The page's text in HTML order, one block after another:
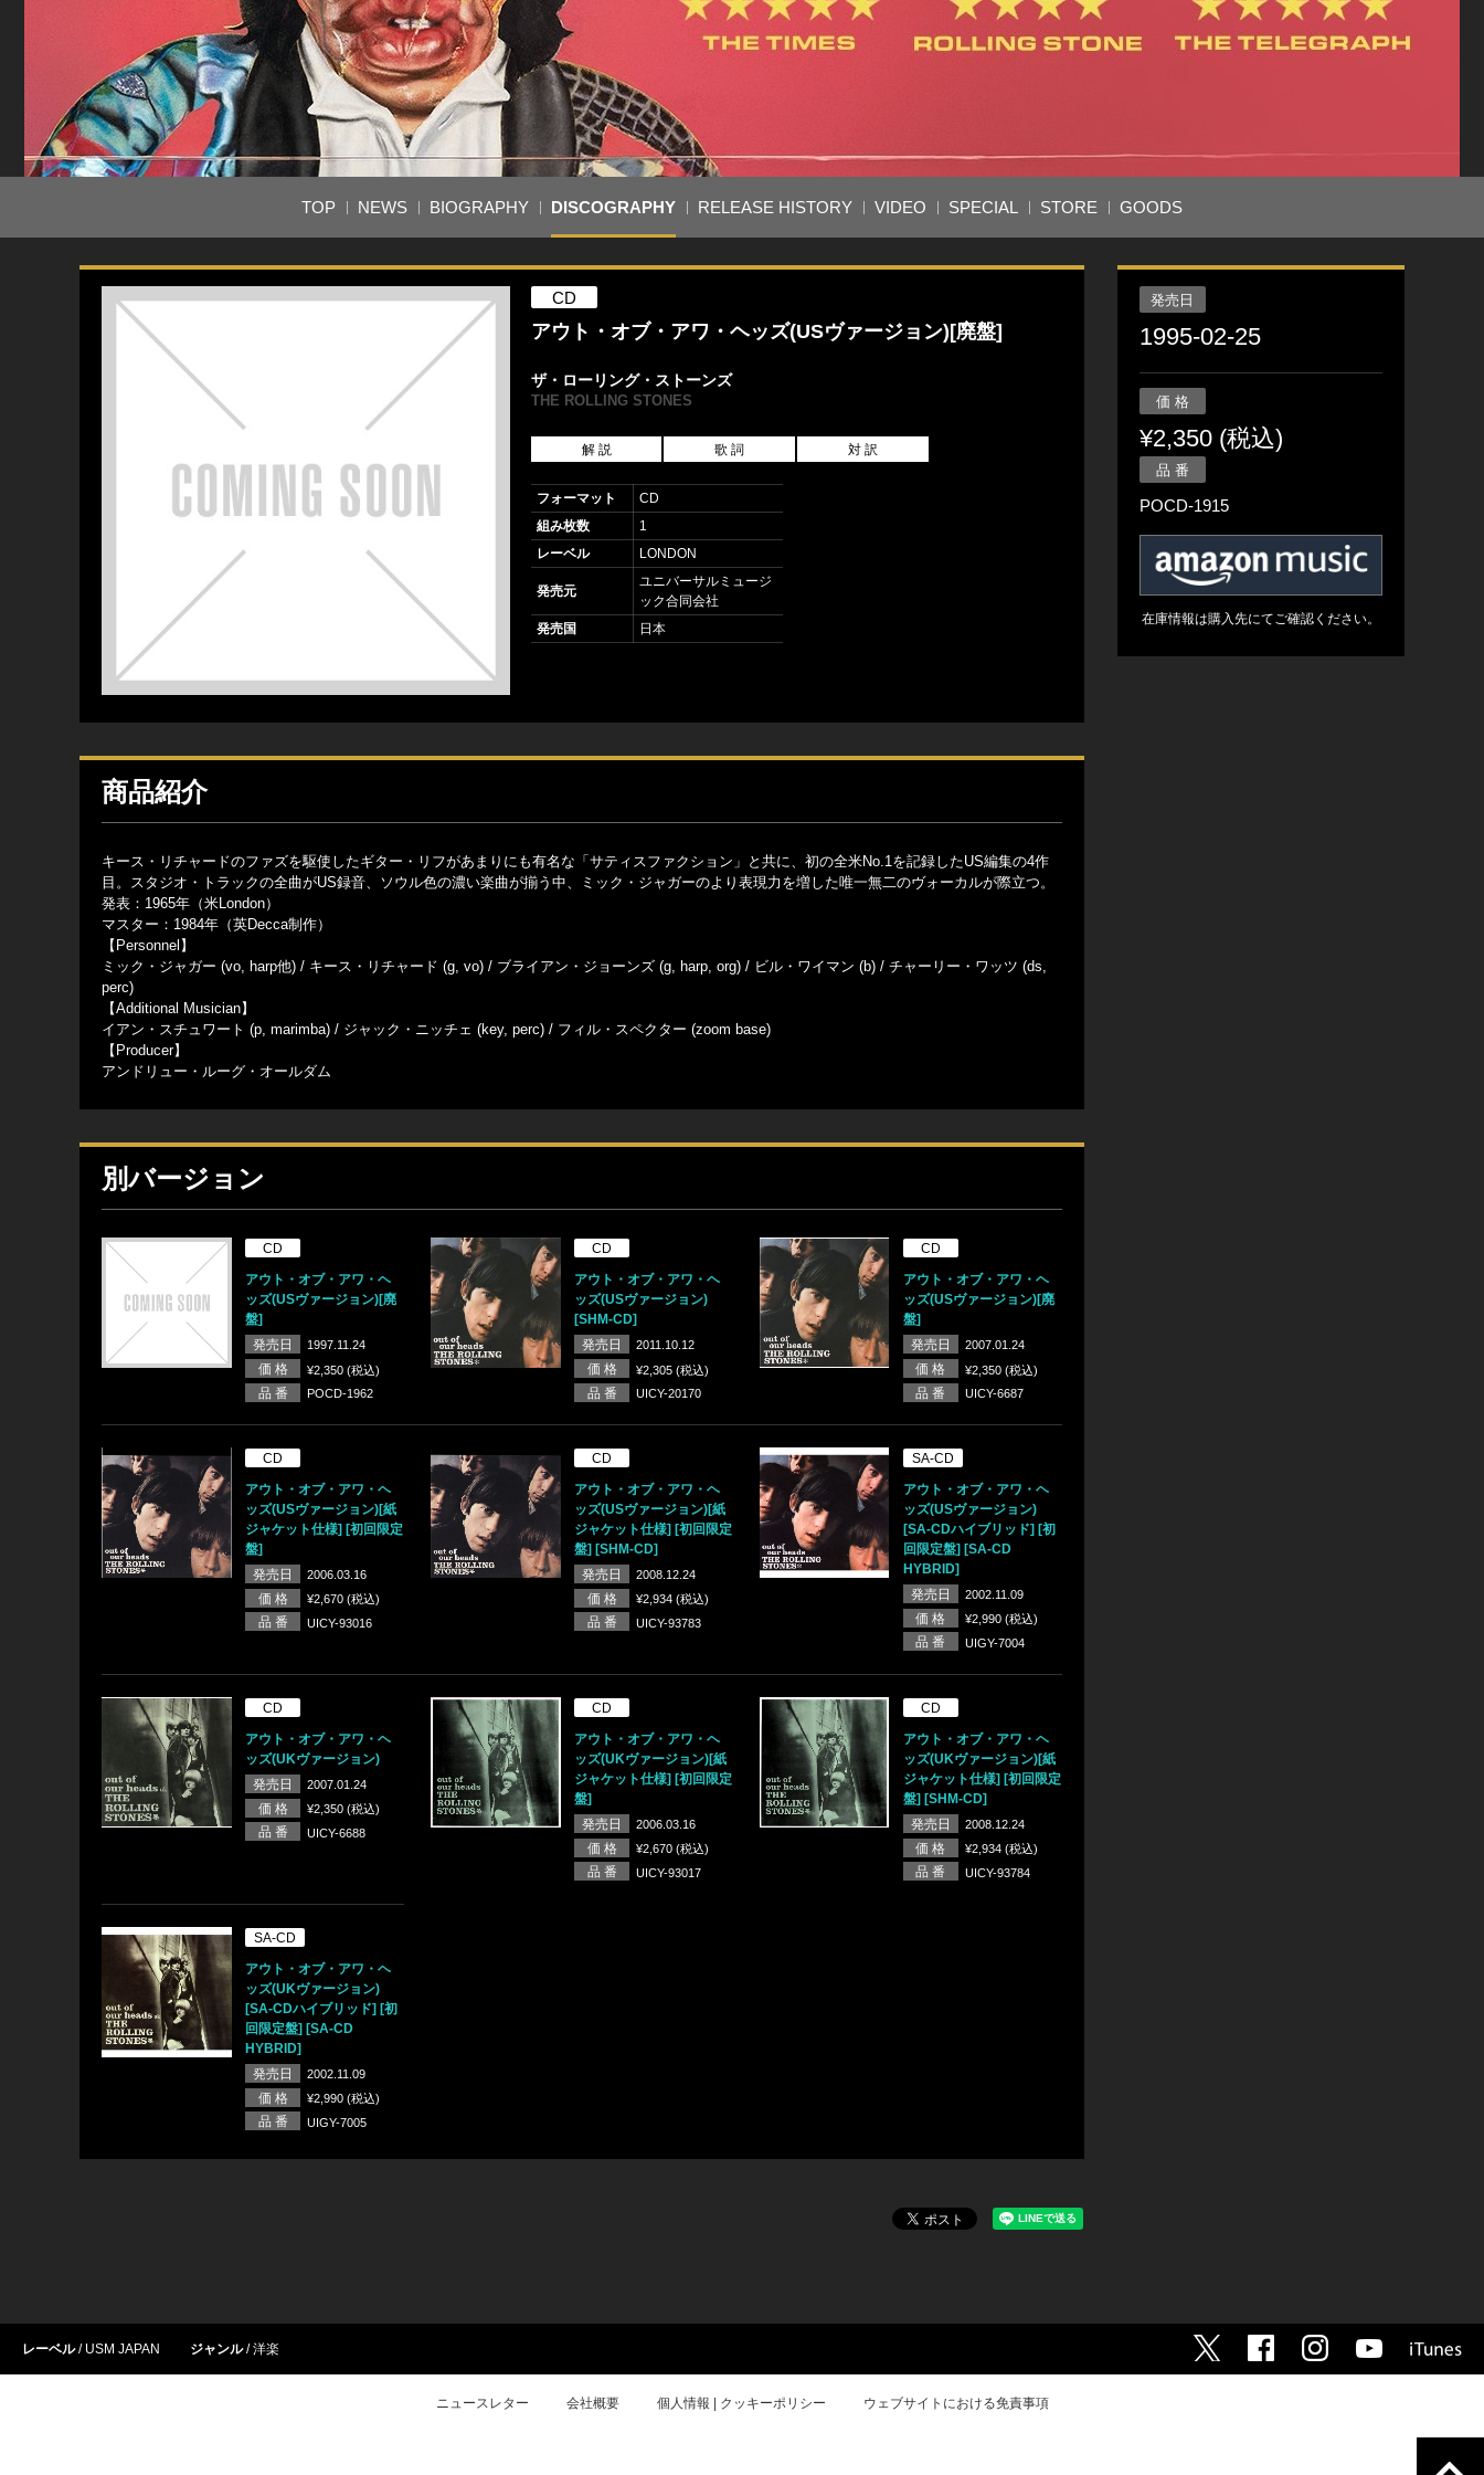
TOP NEWS BIOGRAPHY DISCOGRAPHY RELEASE HISTORY VIDEO SPECIAL STORE GOODS
CD
アウト・オブ・アワ・ヘッズ(USヴァージョン)[廃盤]
ザ・ローリング・ストーンズ
THE ROLLING STONES
解 説 歌 詞 対 訳
フォーマット
CD
組み枚数
1
レーベル
LONDON
発売元
ユニバーサルミュージ
ック合同会社
発売国
日本
商品紹介
キース・リチャードのファズを駆使したギター・リフがあまりにも有名な「サティスファクション」と共に、初の全米No.1を記録したUS編集の4作
目。スタジオ・トラックの全曲がUS録音、ソウル色の濃い楽曲が揃う中、ミック・ジャガーのより表現力を増した唯一無二のヴォーカルが際立つ。
発表：1965年（米London）
マスター：1984年（英Decca制作）
【Personnel】
ミック・ジャガー (vo, harp他) / キース・リチャード (g, vo) / ブライアン・ジョーンズ (g, harp, org) / ビル・ワイマン (b) / チャーリー・ワッツ (ds,
perc)
【Additional Musician】
イアン・スチュワート (p, marimba) / ジャック・ニッチェ (key, perc) / フィル・スペクター (zoom base)
【Producer】
アンドリュー・ルーグ・オールダム
別バージョン
CD
アウト・オブ・アワ・ヘ
ッズ(USヴァージョン)[廃
盤]
発売日
1997.11.24
価 格 ¥2,350 (税込)
品 番 POCD-1962
CD
アウト・オブ・アワ・ヘ
ッズ(USヴァージョン)
[SHM-CD]
発売日
2011.10.12
価 格 ¥2,305 (税込)
品 番 UICY-20170
CD
アウト・オブ・アワ・ヘ
ッズ(USヴァージョン)[廃
盤]
発売日
2007.01.24
価 格 ¥2,350 (税込)
品 番 UICY-6687
CD
アウト・オブ・アワ・ヘ
ッズ(USヴァージョン)[紙
ジャケット仕様] [初回限定
盤]
発売日
2006.03.16
価 格 ¥2,670 (税込)
品 番 UICY-93016
CD
アウト・オブ・アワ・ヘ
ッズ(USヴァージョン)[紙
ジャケット仕様] [初回限定
盤] [SHM-CD]
発売日
2008.12.24
価 格 ¥2,934 (税込)
品 番 UICY-93783
SA-CD
アウト・オブ・アワ・ヘ
ッズ(USヴァージョン)
[SA-CDハイブリッド] [初
回限定盤] [SA-CD
HYBRID]
発売日
2002.11.09
価 格 ¥2,990 (税込)
品 番 UIGY-7004
CD
アウト・オブ・アワ・ヘ
ッズ(UKヴァージョン)
発売日
2007.01.24
価 格 ¥2,350 (税込)
品 番 UICY-6688
CD
アウト・オブ・アワ・ヘ
ッズ(UKヴァージョン)[紙
ジャケット仕様] [初回限定
盤]
発売日
2006.03.16
価 格 ¥2,670 (税込)
品 番 UICY-93017
CD
アウト・オブ・アワ・ヘ
ッズ(UKヴァージョン)[紙
ジャケット仕様] [初回限定
盤] [SHM-CD]
発売日
2008.12.24
価 格 ¥2,934 (税込)
品 番 UICY-93784
SA-CD
アウト・オブ・アワ・ヘ
ッズ(UKヴァージョン)
[SA-CDハイブリッド] [初
回限定盤] [SA-CD
HYBRID]
発売日
2002.11.09
価 格 ¥2,990 (税込)
品 番 UIGY-7005
発売日
1995-02-25
価 格
¥2,350 (税込)
品 番
POCD-1915
在庫情報は購入先にてご確認ください。
レーベル USM JAPAN ジャンル 洋楽
ニュースレター 会社概要 個人情報 | クッキーポリシー ウェブサイトにおける免責事項